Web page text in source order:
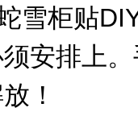
雪柜贴
安排上
！